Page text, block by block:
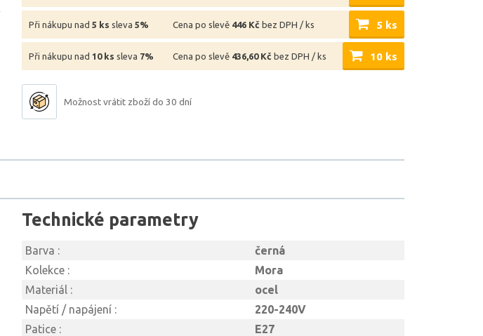
Při nákupu nad 5 ks sleva 5% Cena po slevě 446 Kč bez DPH / ks 5 ks
Při nákupu nad 10 ks sleva 7% Cena po slevě 436,60 Kč bez DPH / ks 10 ks
Možnost vrátit zboží do 30 dní
Technické parametry
Barva :
černá
Kolekce :
Mora
Materiál :
ocel
Napětí / napájení :
220-240V
Patice :
E27